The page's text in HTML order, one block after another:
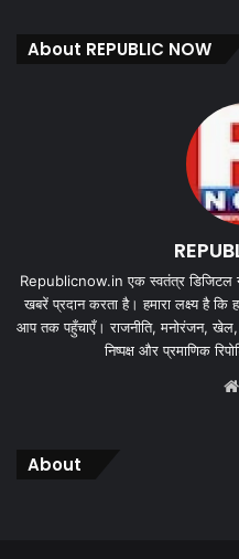
About REPUBLIC NOW
Republicnow.in एक स्वतंत्र
खबरें प्रदान करता है। हमारा लक्ष्य है कि
आप तक पहुँचाएँ। राजनीति, मनोरंजन, खेल,
निष्पक्ष और प्रमाणिक
About